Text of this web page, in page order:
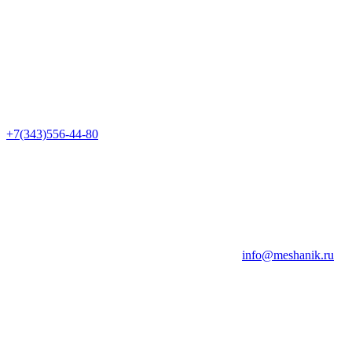
+7(343)556-44-80
info@meshanik.ru